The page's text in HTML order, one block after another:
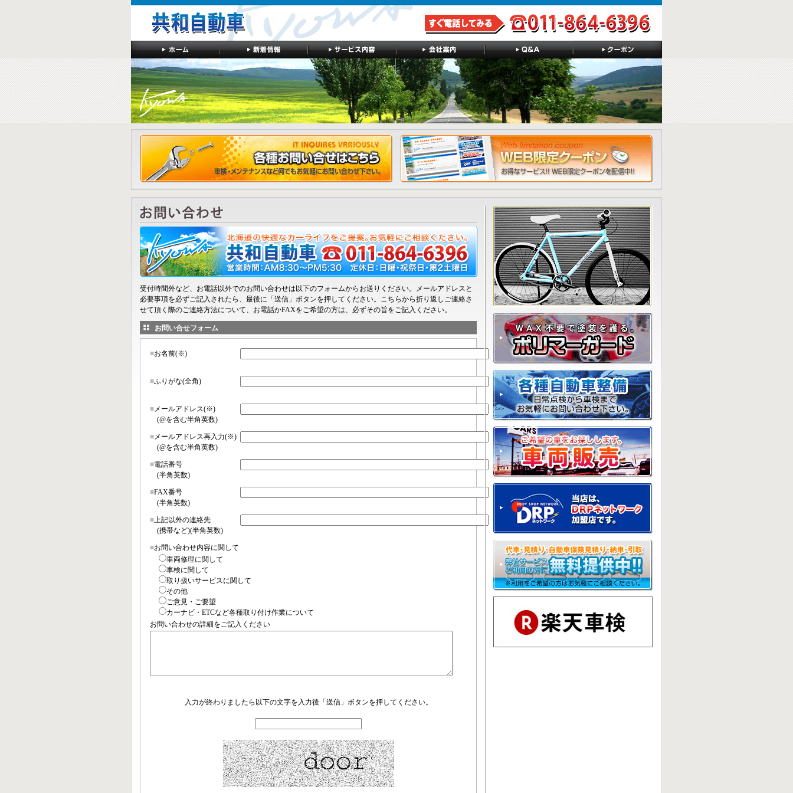
受付時間外など、お電話以外でのお問い合わせは以下のフォームからお送りください。メールアドレスと
必要事項を必ずご記入されたら、最後に「送信」ボタンを押してください。こちらから折り返しご連絡さ
せて頂く際のご連絡方法について、お電話かFAXをご希望の方は、必ずその旨をご記入ください。
お問い合せフォーム
■お名前(※)
■ふりがな(全角)
■メールアドレス(※)
(@を含む半角英数)
■メールアドレス再入力(※)
(@を含む半角英数)
■電話番号
(半角英数)
■FAX番号
(半角英数)
■上記以外の連絡先
(携帯など)(半角英数)
■お問い合わせ内容に関して
車両修理に関して
車検に関して
取り扱いサービスに関して
その他
ご意見・ご要望
カーナビ・ETCなど各種取り付け作業について
お問い合わせの詳細をご記入ください
入力が終わりましたら以下の文字を入力後「送信」ボタンを押してください。